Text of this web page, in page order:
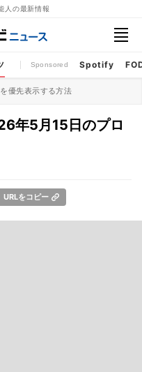
人の最新情報
Sponsored Spotify
優先表示する方法
年5月15日のプロ
URLをコピー